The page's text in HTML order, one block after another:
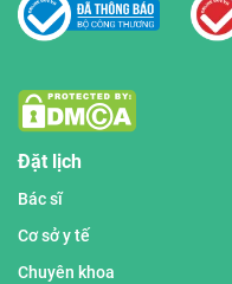
Đặt lịch
Bác sĩ
Cơ sở y tế
Chuyên khoa